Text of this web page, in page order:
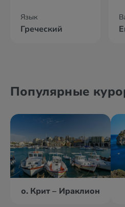
Язык
Греческий
Популярные
о. Крит – Ираклион